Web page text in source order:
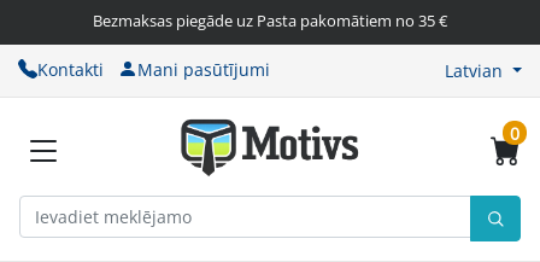
Bezmaksas piegāde uz Pasta pakomātiem no 35 €
Kontakti Mani pasūtījumi Latvian
0